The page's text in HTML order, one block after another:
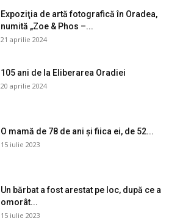
Expoziţia de artă fotografică în Oradea,
numită „Zoe & Phos –...
21 aprilie 2024
105 ani de la Eliberarea Oradiei
20 aprilie 2024
O mamă de 78 de ani și fiica ei, de 52...
15 iulie 2023
Un bărbat a fost arestat pe loc, după ce a
omorât...
15 iulie 2023